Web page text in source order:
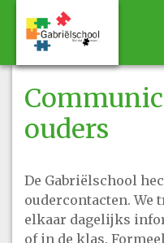
ouders
De Gabriëlschool
oudercontacten. We
elkaar dagelijks
of in de klas.